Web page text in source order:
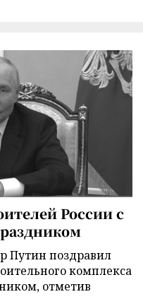
России с
Путин поздравил
комплекса
отметив